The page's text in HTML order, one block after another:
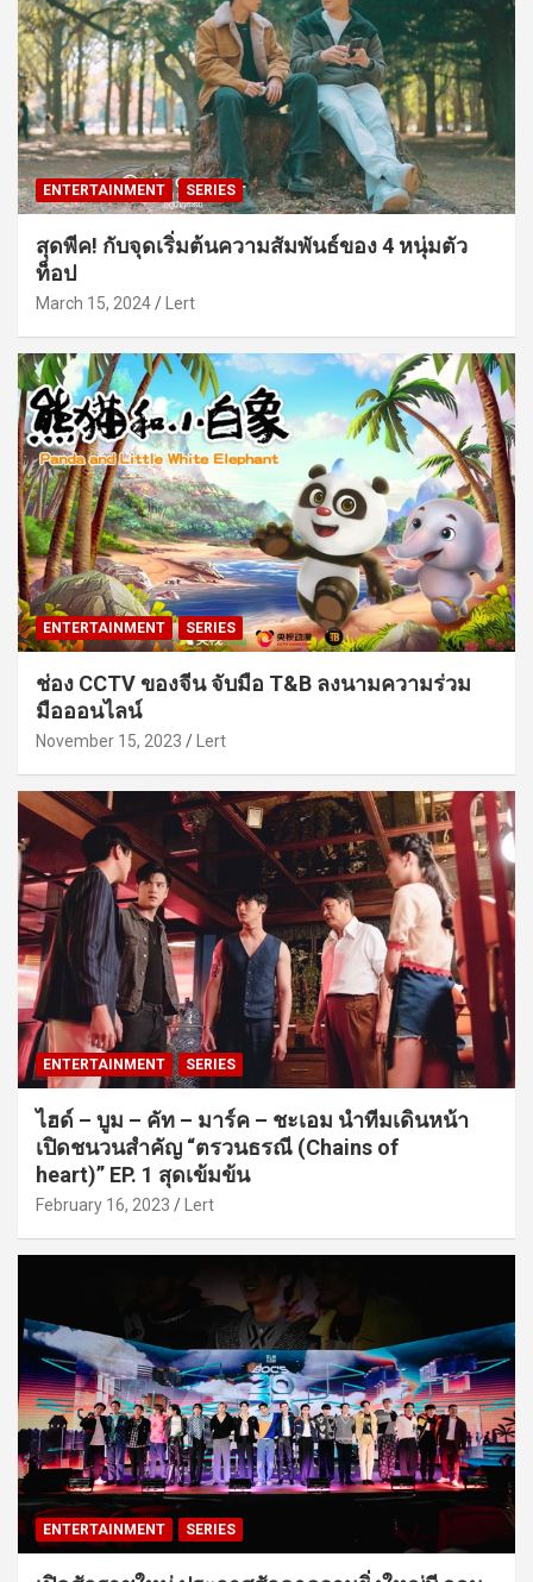
ENTERTAINMENT SERIES
สุดพีค! กับจุดเริ่มต้นความสัมพันธ์ของ 4 หนุ่มตัว
ท็อป
March 15, 2024 Lert
ENTERTAINMENT SERIES
ช่อง CCTV ของจีน จับมือ T&B ลงนามความร่วม
มือออนไลน์
November 15, 2023 Lert
ENTERTAINMENT SERIES
ไฮด์ – บูม – คัท – มาร์ค – ชะเอม นำทีมเดินหน้า
เปิดชนวนสำคัญ “ตรวนธรณี (Chains of
heart)” EP. 1 สุดเข้มข้น
February 16, 2023 Lert
ENTERTAINMENT SERIES